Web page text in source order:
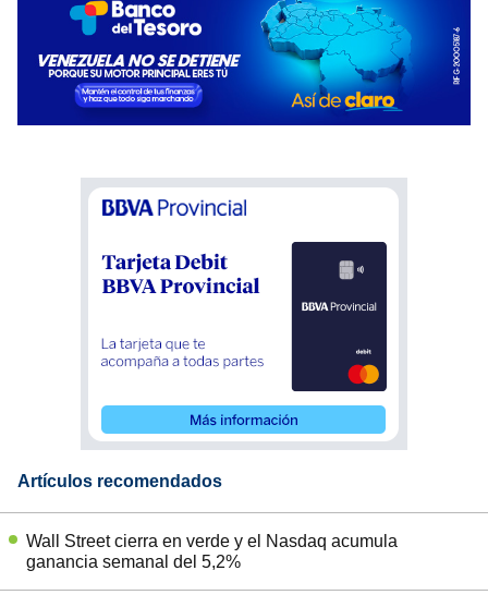
Artículos recomendados
Wall Street cierra en verde y el Nasdaq acumula
ganancia semanal del 5,2%